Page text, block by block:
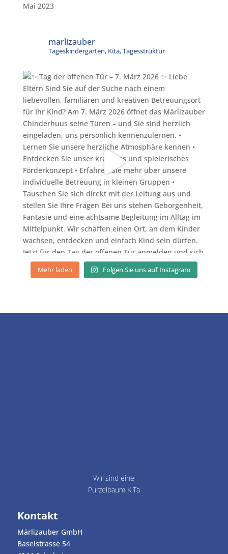
Mai 2023
marlizauber
Tageskindergarten, Kita, Tagesstruktur
Mehr laden Folgen Sie uns auf Instagram
Wir sind eine
Purzelbaum KiTa
Kontakt
Märlizauber GmbH
Baselstrasse 54